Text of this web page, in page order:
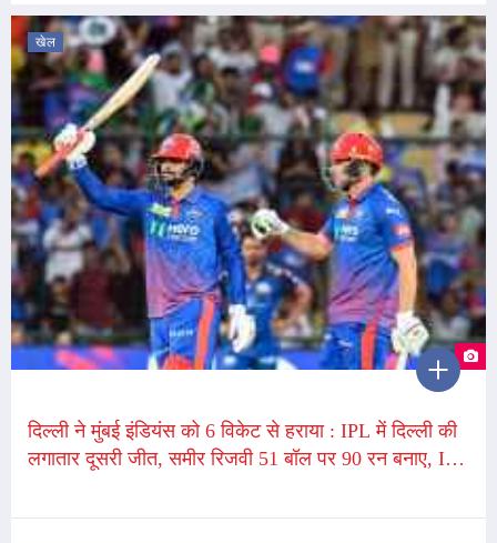
खेल
दिल्ली ने मुंबई इंडियंस को 6 विकेट से हराया : IPL में दिल्ली की
लगातार दूसरी जीत, समीर रिजवी 51 बॉल पर 90 रन बनाए, IPL